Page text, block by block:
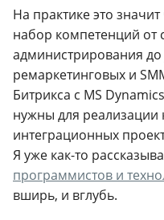
На практике это
набор компетенций от
администрирования
ремаркетинговых и
Битрикса с MS
нужны для реализации
интеграционных
Я уже как-то
программистов и
вширь, и вглубь.